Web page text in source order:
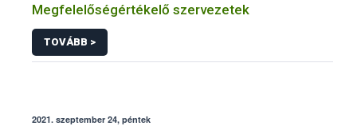
Megfelelőségértékelő szervezetek
TOVÁBB >
2021. szeptember 24, péntek